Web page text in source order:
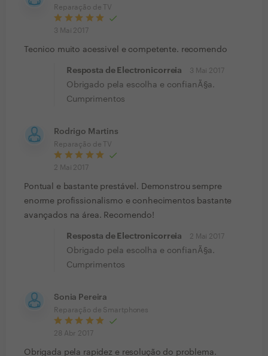
Reparação de TV
3 Mai 2017
Tecnico muito acessivel e competente. recomendo
Resposta de Electronicorreia 3 Mai 2017
Obrigado pela escolha e confianÃ§a.
Cumprimentos
Rodrigo Martins
Reparação de TV
2 Mai 2017
Pontual e bastante prestável. Demonstrou sempre
enorme profissionalismo e conhecimentos bastante
avançados na área. Recomendo!
Resposta de Electronicorreia 2 Mai 2017
Obrigado pela escolha e confianÃ§a.
Cumprimentos
Sonia Pereira
Reparação de Smartphones
28 Abr 2017
Obrigada pela rapidez e resolução do problema.